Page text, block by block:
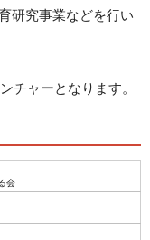
研究事業などを行い
チャーとなります。
会